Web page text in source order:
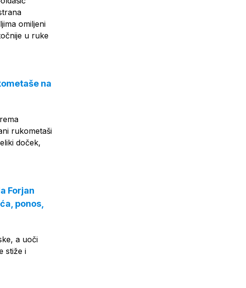
omiljeni
u ruke
na
rukometaši
doček,
Forjan
ponos,
a uoči
stiže i